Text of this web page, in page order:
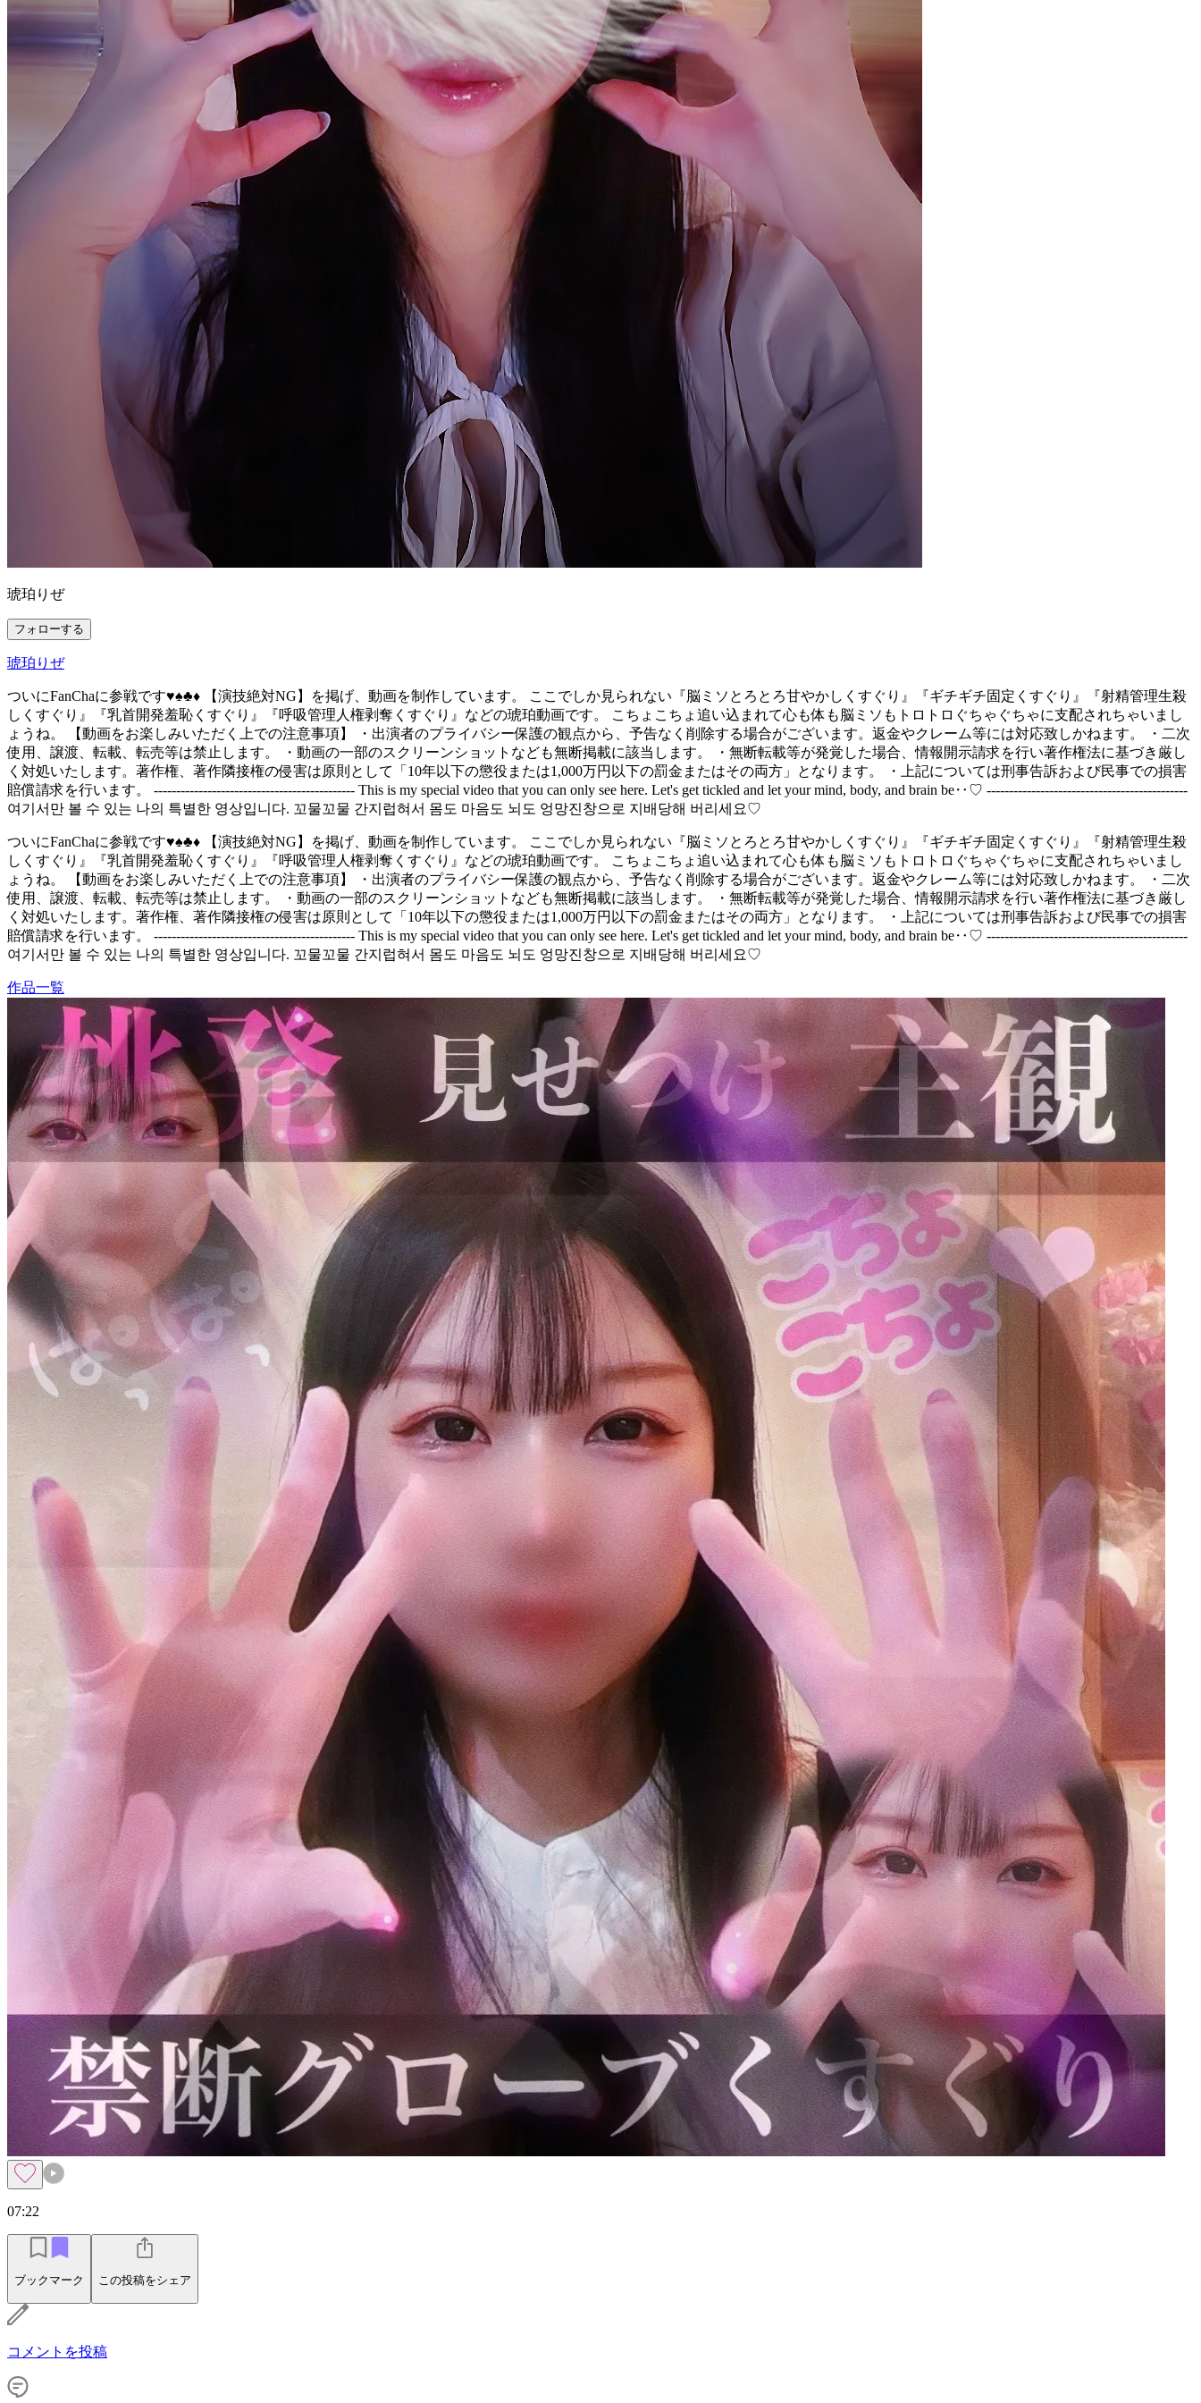
琥珀りぜ
フォローする
琥珀りぜ
ついにFanChaに参戦です♥︎♠︎♣︎♦︎ 【演技絶対NG】を掲げ、動画を制作しています。 ここでしか見られない『脳ミソとろとろ甘やかしくすぐり』『ギチギチ固定くすぐり』『射精管理生殺
しくすぐり』『乳首開発羞恥くすぐり』『呼吸管理人権剥奪くすぐり』などの琥珀動画です。 こちょこちょ追い込まれて心も体も脳ミソもトロトロぐちゃぐちゃに支配されちゃいまし
ょうね。 【動画をお楽しみいただく上での注意事項】 ・出演者のプライバシー保護の観点から、予告なく削除する場合がございます。返金やクレーム等には対応致しかねます。 ・二次
使用、譲渡、転載、転売等は禁止します。 ・動画の一部のスクリーンショットなども無断掲載に該当します。 ・無断転載等が発覚した場合、情報開示請求を行い著作権法に基づき厳し
く対処いたします。著作権、著作隣接権の侵害は原則として「10年以下の懲役または1,000万円以下の罰金またはその両方」となります。 ・上記については刑事告訴および民事での損害
賠償請求を行います。 --------------------------------------------- This is my special video that you can only see here. Let's get tickled and let your mind, body, and brain be‥♡ ---------------------------------------------
여기서만 볼 수 있는 나의 특별한 영상입니다. 꼬물꼬물 간지럽혀서 몸도 마음도 뇌도 엉망진창으로 지배당해 버리세요♡
ついにFanChaに参戦です♥︎♠︎♣︎♦︎ 【演技絶対NG】を掲げ、動画を制作しています。 ここでしか見られない『脳ミソとろとろ甘やかしくすぐり』『ギチギチ固定くすぐり』『射精管理生殺
しくすぐり』『乳首開発羞恥くすぐり』『呼吸管理人権剥奪くすぐり』などの琥珀動画です。 こちょこちょ追い込まれて心も体も脳ミソもトロトロぐちゃぐちゃに支配されちゃいまし
ょうね。 【動画をお楽しみいただく上での注意事項】 ・出演者のプライバシー保護の観点から、予告なく削除する場合がございます。返金やクレーム等には対応致しかねます。 ・二次
使用、譲渡、転載、転売等は禁止します。 ・動画の一部のスクリーンショットなども無断掲載に該当します。 ・無断転載等が発覚した場合、情報開示請求を行い著作権法に基づき厳し
く対処いたします。著作権、著作隣接権の侵害は原則として「10年以下の懲役または1,000万円以下の罰金またはその両方」となります。 ・上記については刑事告訴および民事での損害
賠償請求を行います。 --------------------------------------------- This is my special video that you can only see here. Let's get tickled and let your mind, body, and brain be‥♡ ---------------------------------------------
여기서만 볼 수 있는 나의 특별한 영상입니다. 꼬물꼬물 간지럽혀서 몸도 마음도 뇌도 엉망진창으로 지배당해 버리세요♡
作品一覧
07:22
ブックマーク この投稿をシェア
コメントを投稿